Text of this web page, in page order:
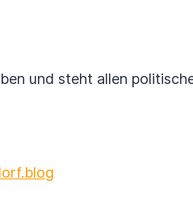
und steht allen